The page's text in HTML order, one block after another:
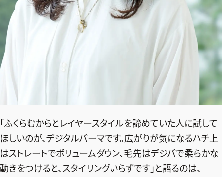
定期購読
デジタル版
購入
「ふくらむからとレイヤースタイルを諦めていた人に試して
ほしいのが、デジタルパーマです。広がりが気になるハチ上
はストレートでボリュームダウン、毛先はデジパで柔らかな
動きをつけると、スタイリングいらずです」と語るのは、